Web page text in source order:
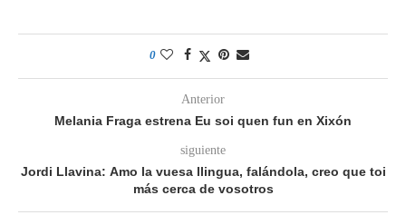
0
Anterior
Melania Fraga estrena Eu soi quen fun en Xixón
siguiente
Jordi Llavina: Amo la vuesa llingua, falándola, creo que toi
más cerca de vosotros